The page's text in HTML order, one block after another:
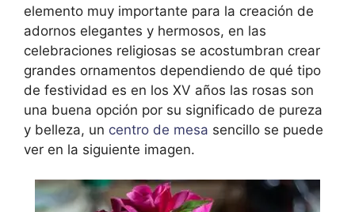
elemento muy importante para la creación de
adornos elegantes y hermosos, en las
celebraciones religiosas se acostumbran crear
grandes ornamentos dependiendo de qué tipo
de festividad es en los XV años las rosas son
una buena opción por su significado de pureza
y belleza, un centro de mesa sencillo se puede
ver en la siguiente imagen.